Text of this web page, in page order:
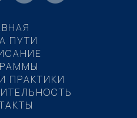
ПУТИ
ПРАКТИКИ